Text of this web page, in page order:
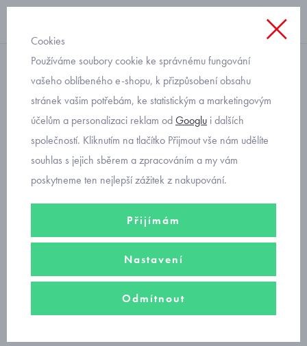
hračky
usínáček zajíček Mayoral
9343-93
Cookies
Používáme soubory cookie ke správnému fungování
vašeho oblíbeného e-shopu, k přizpůsobení obsahu
stránek vašim potřebám, ke statistickým a marketingovým
účelům a personalizaci reklam odGooglu i dalších
společností. Kliknutím na tlačítko Přijmout vše nám udělíte
souhlas s jejich sběrem a zpracováním a my vám
poskytneme ten nejlepší zážitek z nakupování.
Přijímám
Nastavení
Odmítnout